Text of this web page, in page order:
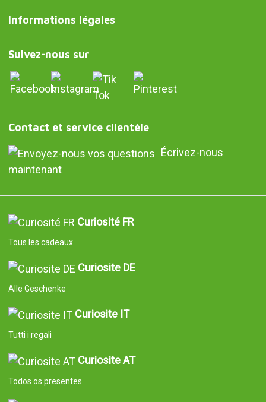
Informations légales
Suivez-nous sur
Contact et service clientèle
Écrivez-nous
maintenant
Curiosité FR
Tous les cadeaux
Curiosite DE
Alle Geschenke
Curiosite IT
Tutti i regali
Curiosite AT
Todos os presentes